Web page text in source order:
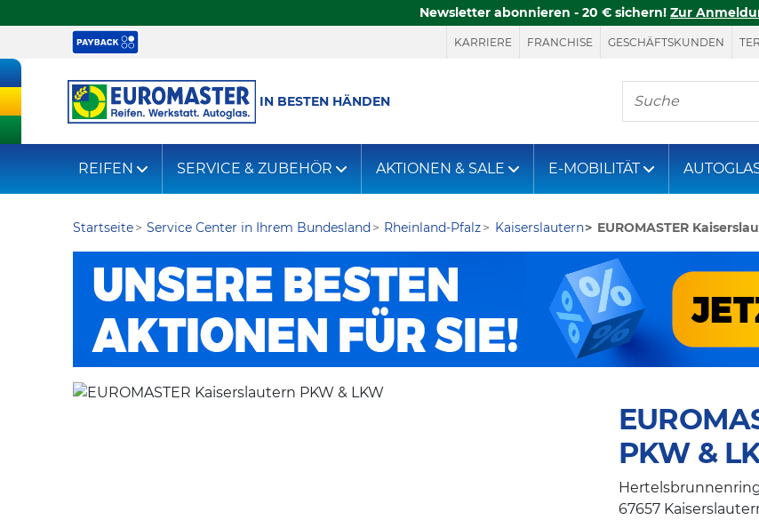
Newsletter abonnieren - 20 € sichern! Zur
KARRIERE FRANCHISE GESCHÄFTSKUNDEN
IN BESTEN HÄNDEN
Hier finden Sie,
REIFEN SERVICE & ZUBEHÖR AKTIONEN & SALE E-MOBILITÄT
Startseite Service Center in Ihrem Bundesland Rheinland-Pfalz Kaiserslautern EUROMASTER
PKW &
67657